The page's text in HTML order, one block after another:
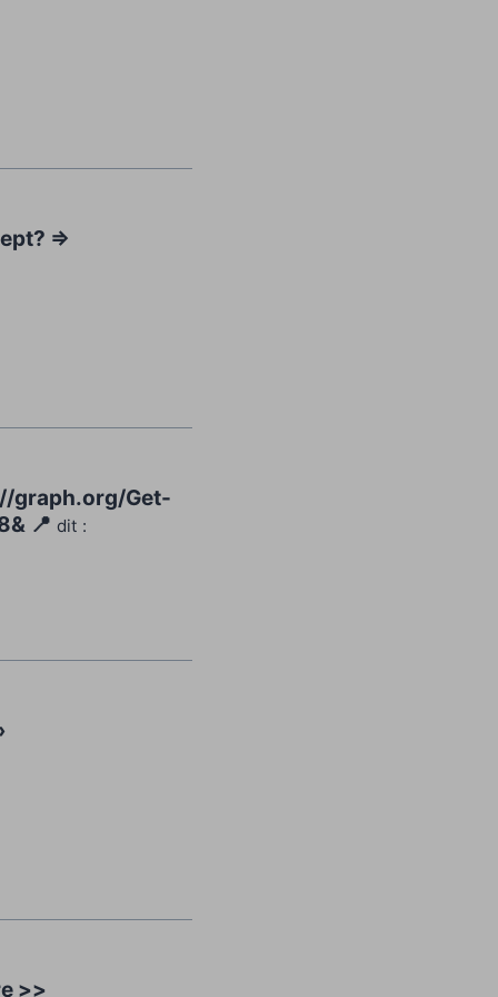
=>
graph.org/Get-
📍 dit :
>>